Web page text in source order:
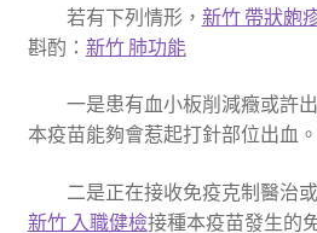
若有下列情形， 新竹 帶狀皰
斟酌： 新竹 肺功能
一是患有血小板削減癥或許
本疫苗能夠會惹起打針部位出血。
二是正在接收免疫克制醫治
新竹 入職健檢接種本疫苗發生的